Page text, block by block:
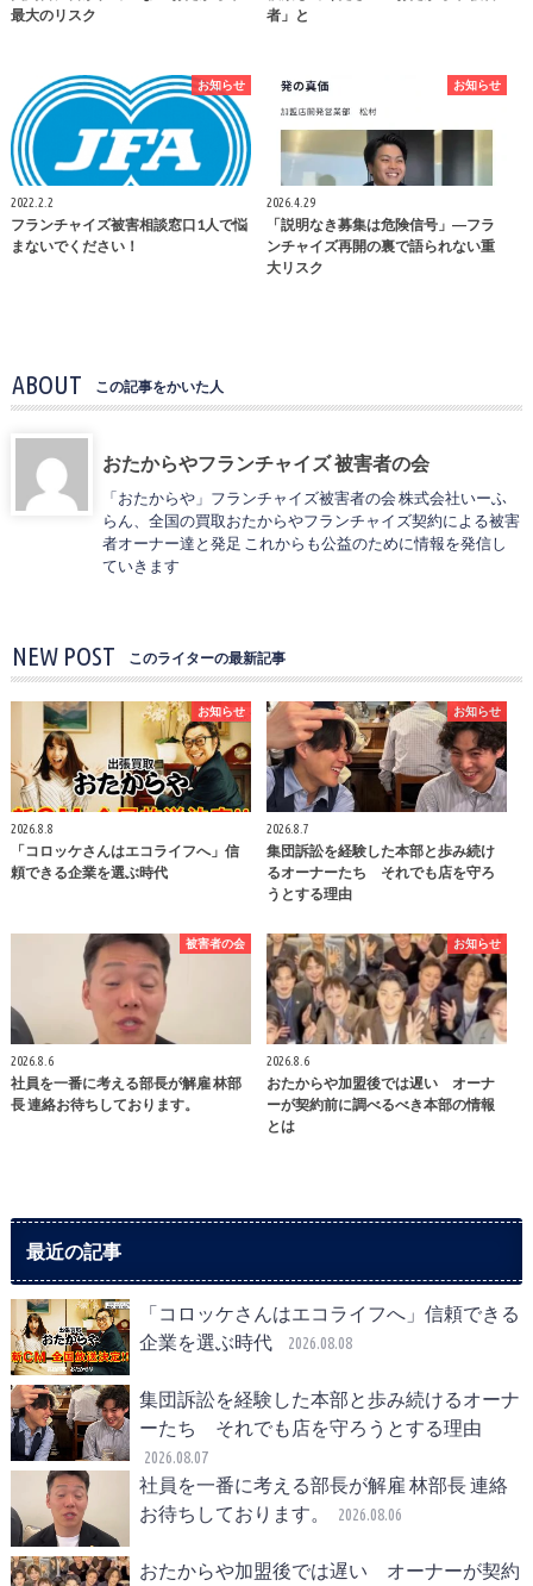
最大のリスク
者」と
お知らせ
2022.2.2
フランチャイズ被害相談窓口1人で悩
まないでください！
お知らせ
2026.4.29
「説明なき募集は危険信号」―フラ
ンチャイズ再開の裏で語られない重
大リスク
ABOUT この記事をかいた人
おたからやフランチャイズ 被害者の会
「おたからや」フランチャイズ被害者の会 株式会社いーふ
らん、全国の買取おたからやフランチャイズ契約による被害
者オーナー達と発足 これからも公益のために情報を発信し
ていきます
NEW POST このライターの最新記事
お知らせ
2026.8.8
「コロッケさんはエコライフへ」信
頼できる企業を選ぶ時代
お知らせ
2026.8.7
集団訴訟を経験した本部と歩み続け
るオーナーたち それでも店を守ろ
うとする理由
被害者の会
2026.8.6
社員を一番に考える部長が解雇 林部
長 連絡お待ちしております。
お知らせ
2026.8.6
おたからや加盟後では遅い オーナ
ーが契約前に調べるべき本部の情報
とは
最近の記事
「コロッケさんはエコライフへ」信頼できる
企業を選ぶ時代
2026.08.08
集団訴訟を経験した本部と歩み続けるオーナ
ーたち それでも店を守ろうとする理由
2026.08.07
社員を一番に考える部長が解雇 林部長 連絡
お待ちしております。
2026.08.06
おたからや加盟後では遅い オーナーが契約